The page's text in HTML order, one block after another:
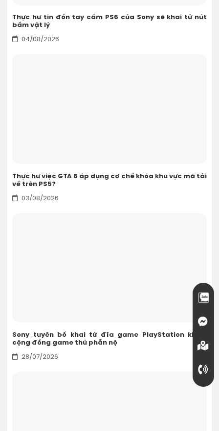
Thực hư tin đồn tay cầm PS6 của Sony sẽ khai tử nút
bấm vật lý
04/08/2026
Thực hư việc GTA 6 áp dụng cơ chế khóa khu vực mã tải
về trên PS5?
03/08/2026
Sony tuyên bố khai tử đĩa game PlayStation khiến
cộng đồng game thủ phẫn nộ
28/07/2026